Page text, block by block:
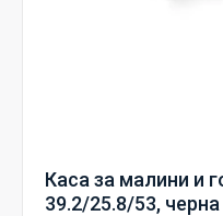
Каса за малини и
39.2/25.8/53, черна